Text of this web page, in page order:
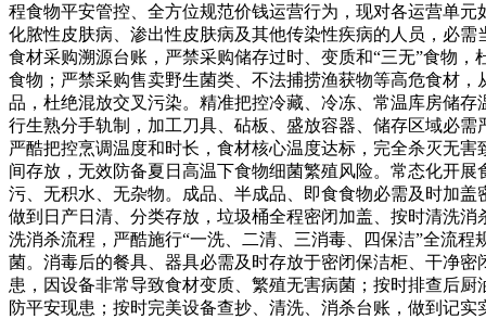
程食物平安管控、全方位规范价钱运营行为，现对各运营单
化脓性皮肤病、渗出性皮肤病及其他传染性疾病的人员，必
食材采购溯源台账，严禁采购储存过时、变质和“三无”食物
食物；严禁采购售卖野生菌类、不法捕捞渔获物等高危食材
品，杜绝混放交叉污染。精准把控冷藏、冷冻、常温库房储
行生熟分手轨制，加工刀具、砧板、盛放容器、储存区域必
严酷把控烹调温度和时长，食材核心温度达标，完全杀灭无
间存放，无效防备夏日高温下食物细菌繁殖风险。常态化开
污、无积水、无杂物。成品、半成品、即食食物必需及时加
做到日产日清、分类存放，垃圾桶全程密闭加盖、按时清洗
洗消杀流程，严酷施行“一洗、二清、三消毒、四保洁”全流
菌。消毒后的餐具、器具必需及时存放于密闭保洁柜、干净
患，因设备非常导致食材变质、繁殖无害病菌；按时排查后
防平安现患；按时完美设备查抄、清洗、消杀台账，做到记